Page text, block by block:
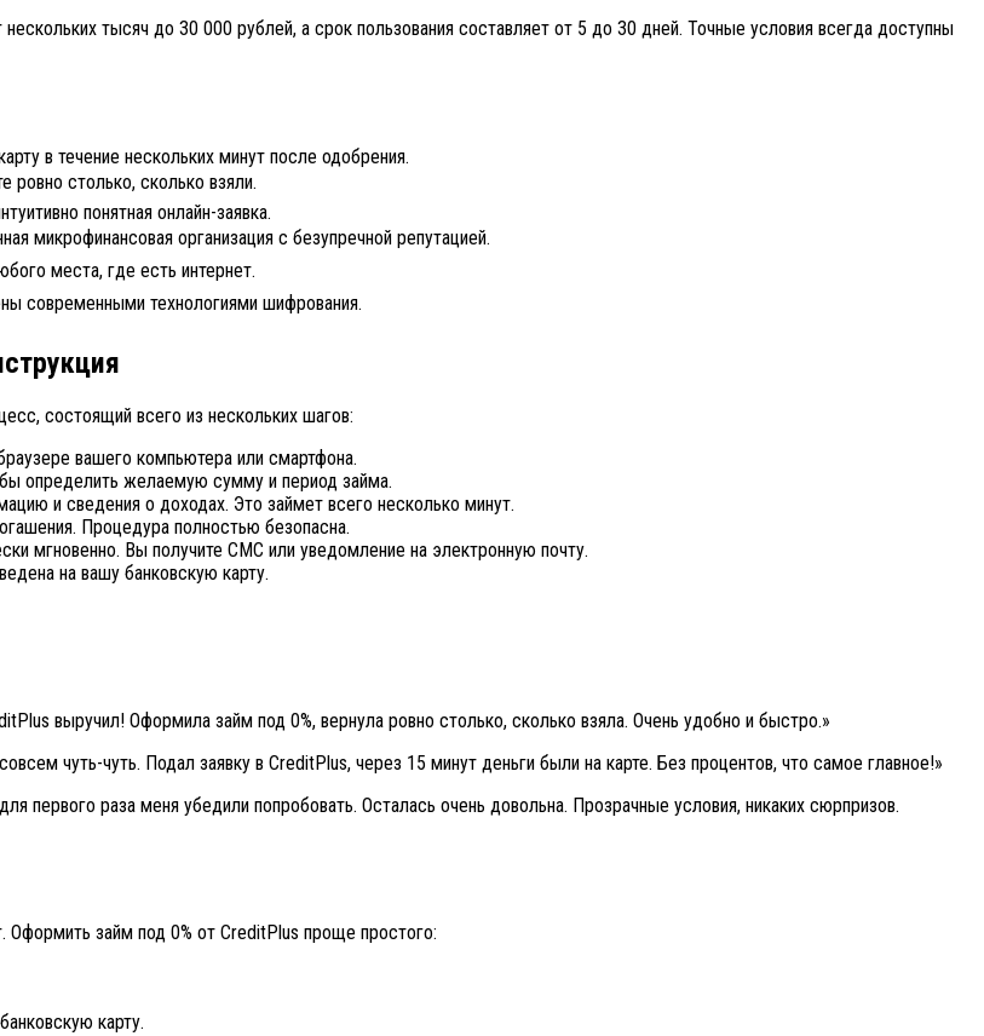
тысяч до 30 000 рублей, а срок пользования составляет от 5 до 30 дней. Точные условия всегда доступны
в течение нескольких минут после одобрения.
ровно столько, сколько взяли.
понятная онлайн-заявка.
микрофинансовая организация с безупречной репутацией.
места, где есть интернет.
современными технологиями шифрования.
состоящий всего из нескольких шагов:
вашего компьютера или смартфона.
определить желаемую сумму и период займа.
и сведения о доходах. Это займет всего несколько минут.
Процедура полностью безопасна.
мгновенно. Вы получите СМС или уведомление на электронную почту.
на вашу банковскую карту.
выручил! Оформила займ под 0%, вернула ровно столько, сколько взяла. Очень удобно и быстро.»
чуть-чуть. Подал заявку в CreditPlus, через 15 минут деньги были на карте. Без процентов, что самое главное!»
первого раза меня убедили попробовать. Осталась очень довольна. Прозрачные условия, никаких сюрпризов.
Оформить займ под 0% от CreditPlus проще простого:
карту.